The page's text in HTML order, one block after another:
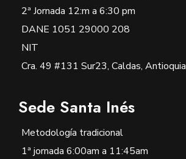
2ª Jornada 12:m a 6:30 pm
DANE 1051 29000 208
NIT
Cra. 49 #131 Sur23, Caldas, Antioquia
Sede Santa Inés
Metodología tradicional
1ª jornada 6:00am a 11:45am